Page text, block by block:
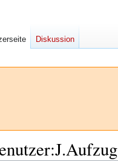
:J.Aufzug
Diskussion